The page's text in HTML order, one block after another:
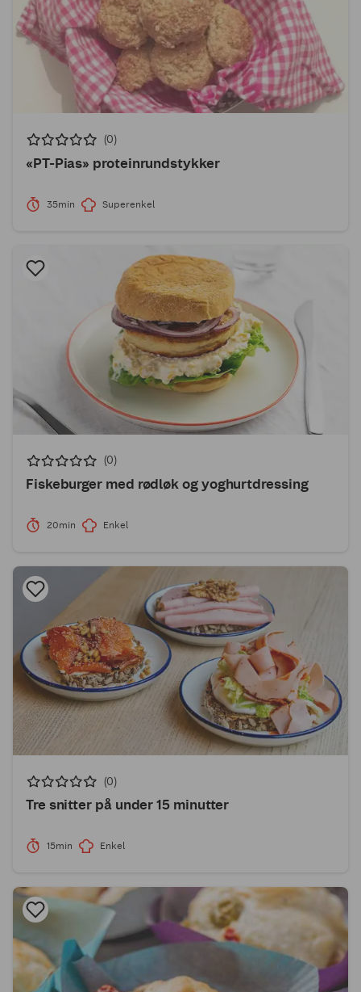
(0)
«PT-Pias» proteinrundstykker
35min Superenkel
(0)
Fiskeburger med rødløk og yoghurtdressing
20min Enkel
(0)
Tre snitter på under 15 minutter
15min Enkel